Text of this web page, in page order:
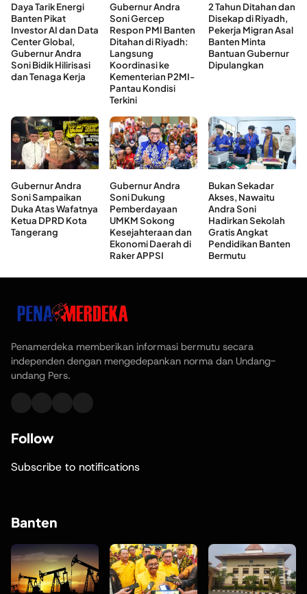
Daya Tarik Energi
Banten Pikat
Investor AI dan Data
Center Global,
Gubernur Andra
Soni Bidik Hilirisasi
dan Tenaga Kerja
Gubernur Andra
Soni Gercep
Respon PMI Banten
Ditahan di Riyadh:
Langsung
Koordinasi ke
Kementerian P2MI-
Pantau Kondisi
Terkini
2 Tahun Ditahan dan
Disekap di Riyadh,
Pekerja Migran Asal
Banten Minta
Bantuan Gubernur
Dipulangkan
Gubernur Andra
Soni Sampaikan
Duka Atas Wafatnya
Ketua DPRD Kota
Tangerang
Gubernur Andra
Soni Dukung
Pemberdayaan
UMKM Sokong
Kesejahteraan dan
Ekonomi Daerah di
Raker APPSI
Bukan Sekadar
Akses, Nawaitu
Andra Soni
Hadirkan Sekolah
Gratis Angkat
Pendidikan Banten
Bermutu
Penamerdeka memberikan informasi bermutu secara
independen dengan mengedepankan norma dan Undang-
undang Pers.
Follow
Subscribe to notifications
Banten